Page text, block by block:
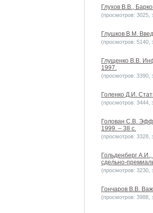
Глухов В.В.,
(просмотров: 3025,
Глушков В.М.
(просмотров: 5140,
Глущенко В.В.
1997.
(просмотров: 3390,
Голенко Д.И.
(просмотров: 3444,
Голован С.В.
1999. – 38 с.
(просмотров: 3328,
Гольденберг
сдельно-
(просмотров: 3230,
Гончаров В.В.
(просмотров: 3988,